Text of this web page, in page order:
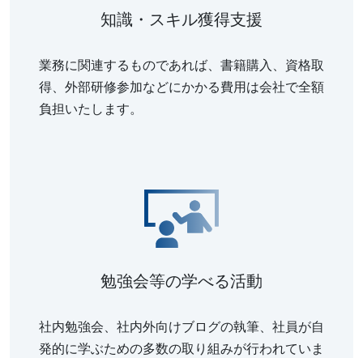
知識・スキル獲得支援
業務に関連するものであれば、書籍購入、資格取
得、外部研修参加などにかかる費用は会社で全額
負担いたします。
勉強会等の学べる活動
社内勉強会、社内外向けブログの執筆、社員が自
発的に学ぶための多数の取り組みが行われていま